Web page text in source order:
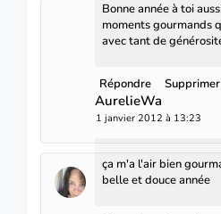
Bonne année à toi
moments gourmands
avec tant de
Répondre Supprimer
AurelieWa
1 janvier 2012 à 13:23
ça m'a l'air bien
belle et douce année